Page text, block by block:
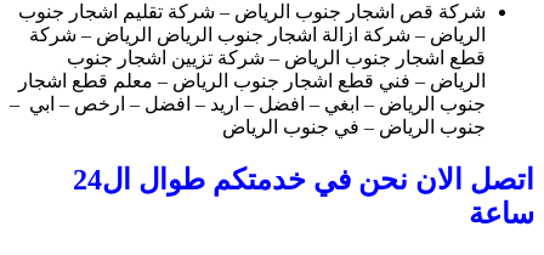
شركة قص اشجار جنوب الرياض – شركة تقليم اشجار جنوب
الرياض – شركة ازالة اشجار جنوب الرياض الرياض – شركة
قطع اشجار جنوب الرياض – شركة تزيين اشجار جنوب
الرياض – فني قطع اشجار جنوب الرياض – معلم قطع اشجار
جنوب الرياض – ابغي – افضل – اريد – افضل – ارخص – ابي –
جنوب الرياض – في جنوب الرياض
اتصل الان نحن في خدمتكم طوال ال24
ساعة